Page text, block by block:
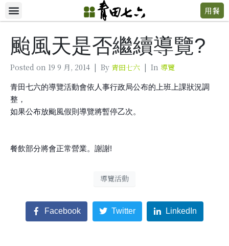
用餐
颱風天是否繼續導覽?
Posted on 19 9 月, 2014 By 青田七六 In 導覽
青田七六的導覽活動會依人事行政局公布的上班上課狀況調
整，
如果公布放颱風假則導覽將暫停乙次。
餐飲部分將會正常營業。謝謝!
導覽活動
Facebook Twitter LinkedIn